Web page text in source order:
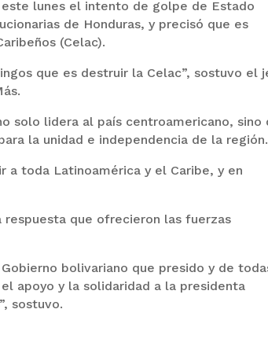
lunes el intento de golpe de Estado
de Honduras, y precisó que es
(Celac).
que es destruir la Celac”, sostuvo el
solo lidera al país centroamericano, sino
la unidad e independencia de la región.
a toda Latinoamérica y el Caribe, y en
que ofrecieron las fuerzas
bolivariano que presido y de
apoyo y la solidaridad a la presidenta
sostuvo.